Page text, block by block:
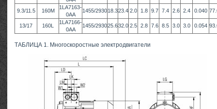
9.3/11.5
160M
1LA7163-
0AA
1455/293018.323.4 2.0 1.8 9.7 7.4 2.6 2.4 0.040
13/17 160L
1LA7166-
0AA
1455/293025.632.0 2.5 2.8 7.6 8.5 3.0 3.0 0.054
ТАБЛИЦА 1. Многоскоростные электродвигатели